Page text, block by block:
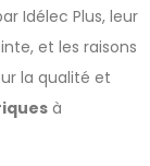
Idélec Plus, leur
et les raisons
la qualité et
à